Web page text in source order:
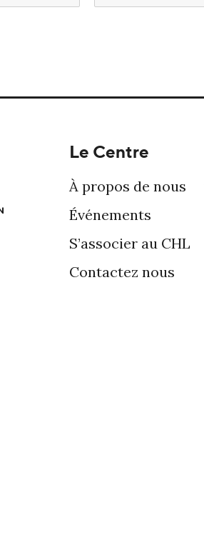
Le Centre
À propos de nous
Événements
S’associer au CHL
Contactez nous